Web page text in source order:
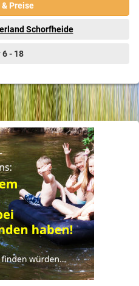
Preise
Schorfheide
6 - 18